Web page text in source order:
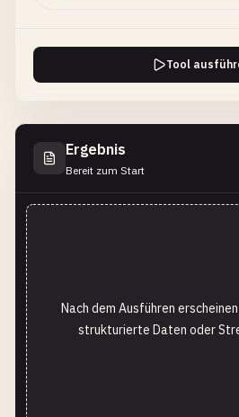
Tool
Ergebnis
Bereit zum Start
Nach dem Ausführen
strukturierte Daten oder